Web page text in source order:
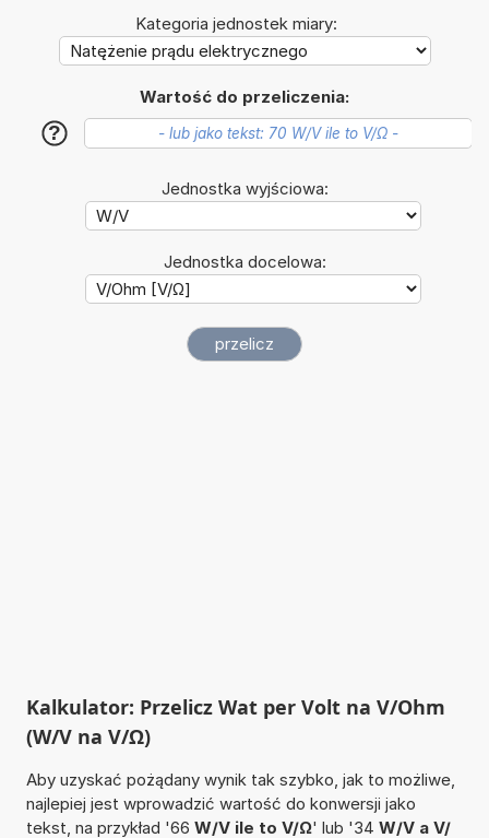
Kategoria jednostek miary:
Wartość do przeliczenia:
?
Jednostka wyjściowa:
Jednostka docelowa:
Kalkulator: Przelicz Wat per Volt na V/Ohm
(W/V na V/Ω)
Aby uzyskać pożądany wynik tak szybko, jak to możliwe,
najlepiej jest wprowadzić wartość do konwersji jako
tekst, na przykład '66 W/V ile to V/Ω' lub '34 W/V a V/